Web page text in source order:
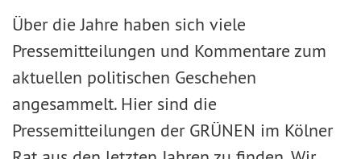
Über die Jahre haben sich viele
Pressemitteilungen und Kommentare zum
aktuellen politischen Geschehen
angesammelt. Hier sind die
Pressemitteilungen der GRÜNEN im Kölner